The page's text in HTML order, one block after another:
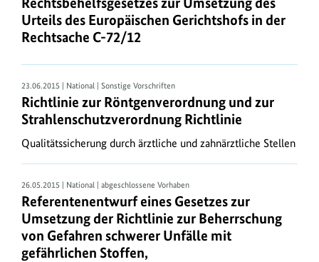
R
e
c
h
t
s
v
o
r
s
c
h
t
Urteils des Europäischen Gerichtshofs in der
Rechtsache C-72/12
23.06.2015 | National | Sonstige Vorschriften
Richtlinie zur Röntgenverordnung und zur
Strahlenschutzverordnung Richtlinie
Qualitätssicherung durch ärztliche und zahnärztliche Stellen
26.05.2015 | National | abgeschlossene Vorhaben
Referentenentwurf eines Gesetzes zur
Umsetzung der Richtlinie zur Beherrschung
von Gefahren schwerer Unfälle mit
gefährlichen Stoffen,